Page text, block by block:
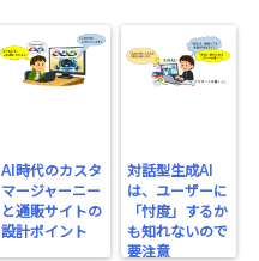
AI時代のカスタ
マージャーニー
と通販サイトの
設計ポイント
対話型生成AI
は、ユーザーに
「忖度」するか
も知れないので
要注意